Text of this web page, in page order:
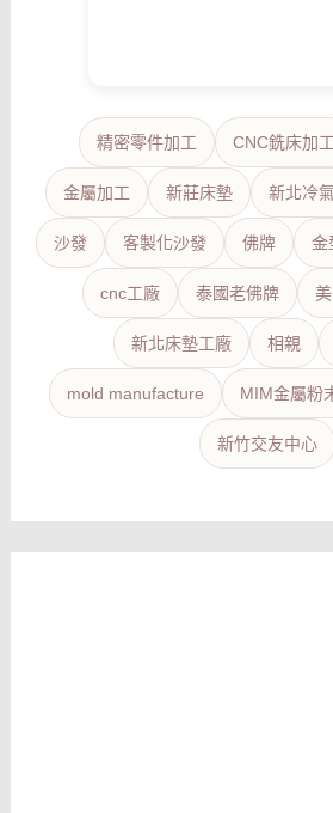
精密零件加工 CNC銑床加工
金屬加工 新莊床墊 新北冷
沙發 客製化沙發 佛牌 金
cnc工廠 泰國老佛牌
新北床墊工廠 相親
mold manufacture MIM金屬粉
新竹交友中心